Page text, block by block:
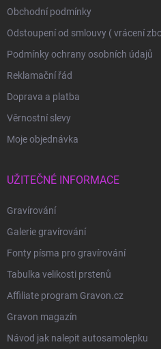
Obchodní podmínky
Odstoupení od smlouvy ( vrácení
Podmínky ochrany osobních údajů
Reklamační řád
Doprava a platba
Věrnostní slevy
Moje objednávka
UŽITEČNÉ INFORMACE
Gravírování
Galerie gravírování
Fonty písma pro gravírování
Tabulka velikosti prstenů
Affiliate program Gravon.cz
Gravon magazín
Návod jak nalepit autosamolepku